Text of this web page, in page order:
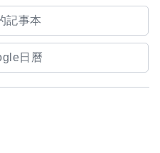
記事本
日曆